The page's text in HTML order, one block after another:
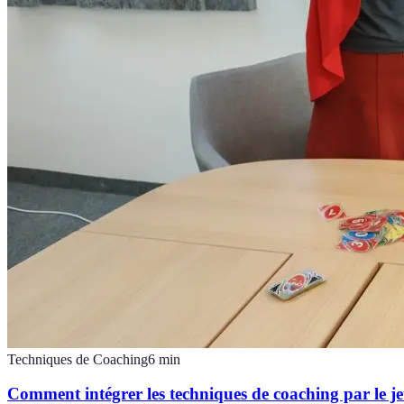
Techniques de Coaching6 min
Comment intégrer les techniques de coaching par le